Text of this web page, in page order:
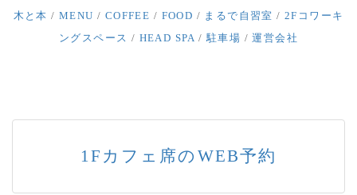
木と本 /MENU / COFFEE / FOOD / まるで自習室 / 2Fコワーキ
ングスペース / HEAD SPA /駐車場 /運営会社
1Fカフェ席のWEB予約